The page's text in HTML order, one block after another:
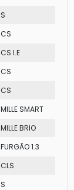
S
CS
CS I.E
CS
CS
MILLE SMART
MILLE BRIO
FURGÃO 1.3
CLS
S